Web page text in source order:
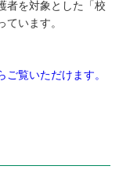
者を対象とした「校
います。
覧いただけます。